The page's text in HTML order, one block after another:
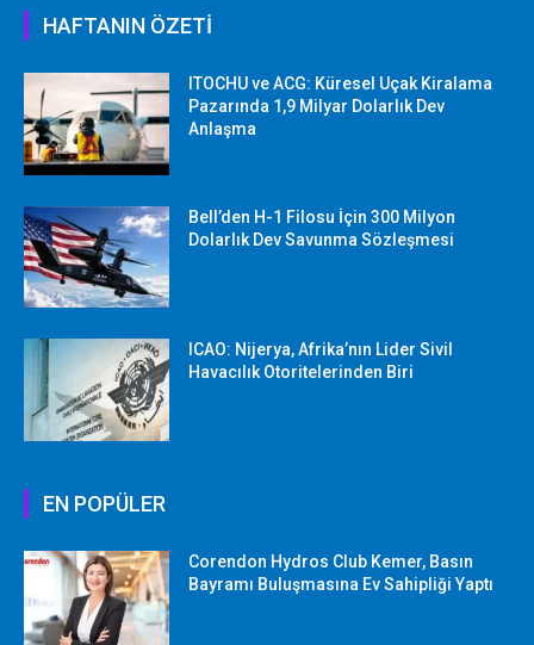
HAFTANIN ÖZETİ
ITOCHU ve ACG: Küresel Uçak Kiralama
Pazarında 1,9 Milyar Dolarlık Dev
Anlaşma
Bell’den H-1 Filosu İçin 300 Milyon
Dolarlık Dev Savunma Sözleşmesi
ICAO: Nijerya, Afrika’nın Lider Sivil
Havacılık Otoritelerinden Biri
EN POPÜLER
Corendon Hydros Club Kemer, Basın
Bayramı Buluşmasına Ev Sahipliği Yaptı